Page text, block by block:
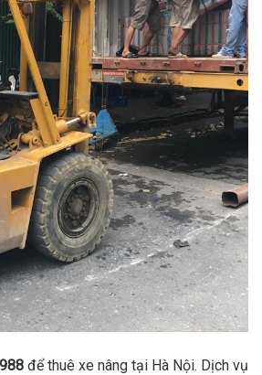
để thuê xe nâng tại Hà Nội. Dịch vụ